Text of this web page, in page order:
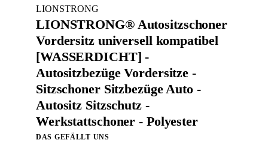
LIONSTRONG
LIONSTRONG® Autositzschoner
Vordersitz universell kompatibel
[WASSERDICHT] -
Autositzbezüge Vordersitze -
Sitzschoner Sitzbezüge Auto -
Autositz Sitzschutz -
Werkstattschoner - Polyester
DAS GEFÄLLT UNS